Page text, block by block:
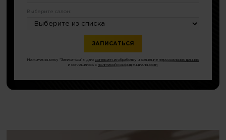
Выберите салон:
Нажимая кнопку "Записаться" я даюсогласие на обработку и хранение персональных данных
и соглашаюсь сполитикой конфиденциальности